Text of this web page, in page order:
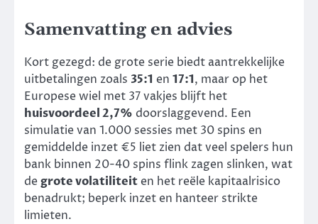
Samenvatting en advies
Kort gezegd: de grote serie biedt aantrekkelijke
uitbetalingen zoals 35:1 en 17:1, maar op het
Europese wiel met 37 vakjes blijft het
huisvoordeel 2,7% doorslaggevend. Een
simulatie van 1.000 sessies met 30 spins en
gemiddelde inzet €5 liet zien dat veel spelers hun
bank binnen 20-40 spins flink zagen slinken, wat
degrote volatiliteit en het reële kapitaalrisico
benadrukt; beperk inzet en hanteer strikte
limieten.